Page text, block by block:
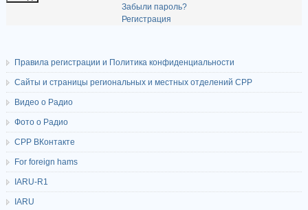
Забыли пароль?
Регистрация
Правила регистрации и Политика конфиденциальности
Сайты и страницы региональных и местных отделений СРР
Видео о Радио
Фото о Радио
СРР ВКонтакте
For foreign hams
IARU-R1
IARU